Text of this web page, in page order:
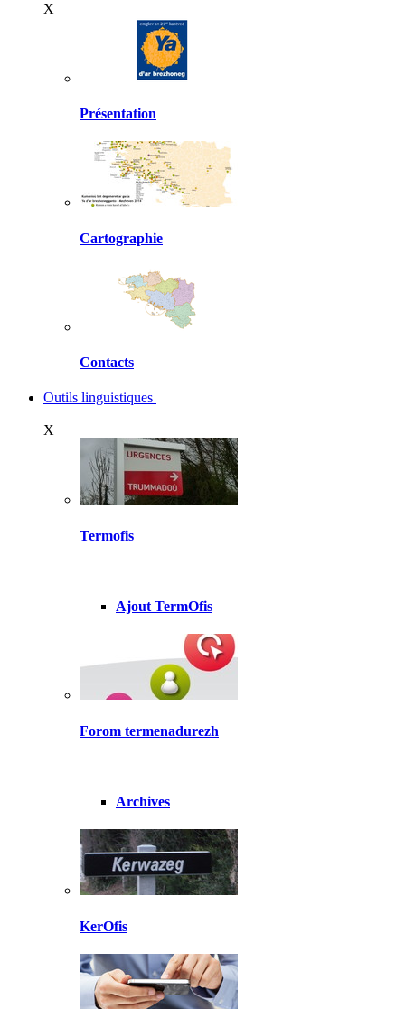
X
Présentation
Cartographie
Contacts
Outils linguistiques
X
Termofis
Ajout TermOfis
Forom termenadurezh
Archives
KerOfis